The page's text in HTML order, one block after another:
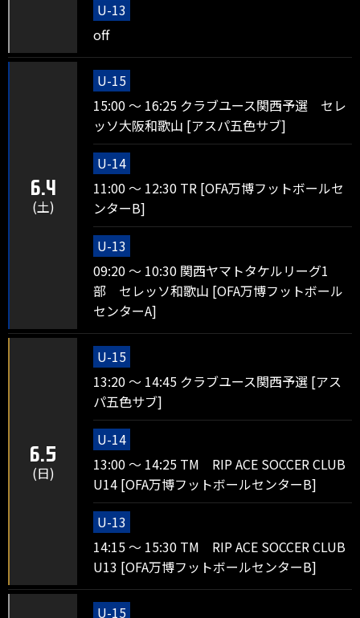
U-13
off
6.4
(土)
U-15
15:00 ～ 16:25 クラブユース関西予選 セレ
ッソ大阪和歌山 [アスパ五色サブ]
U-14
11:00 ～ 12:30 TR [OFA万博フットボールセ
ンターB]
U-13
09:20 ～ 10:30 関西ヤマトタケルリーグ1
部 セレッソ和歌山 [OFA万博フットボール
センターA]
6.5
(日)
U-15
13:20 ～ 14:45 クラブユース関西予選 [アス
パ五色サブ]
U-14
13:00 ～ 14:25 TM RIP ACE SOCCER CLUB
U14 [OFA万博フットボールセンターB]
U-13
14:15 ～ 15:30 TM RIP ACE SOCCER CLUB
U13 [OFA万博フットボールセンターB]
U-15